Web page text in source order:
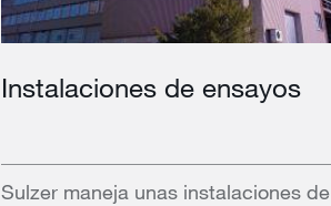
Instalaciones de ensayos
Sulzer maneja unas instalaciones